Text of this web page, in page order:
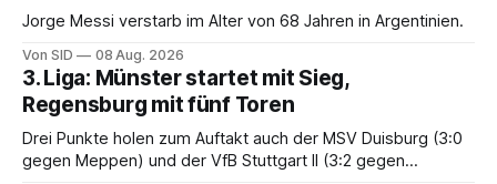
Jorge Messi verstarb im Alter von 68 Jahren in Argentinien.
Von SID 08 Aug. 2026
3. Liga: Münster startet mit Sieg,
Regensburg mit fünf Toren
Drei Punkte holen zum Auftakt auch der MSV Duisburg (3:0
gegen Meppen) und der VfB Stuttgart II (3:2 gegen